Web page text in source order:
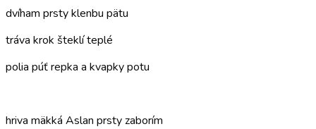
dvíham prsty klenbu pätu
tráva krok šteklí teplé
polia púť repka a kvapky potu
hriva mäkká Aslan prsty zaborím